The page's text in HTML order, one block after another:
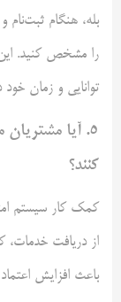
بله، هنگام
را مشخص کنید.
توانایی و زمان خود
5. آیا مشتریان
کنند؟
کمک‌ کار سیستم
از دریافت خدمات،
باعث افزایش